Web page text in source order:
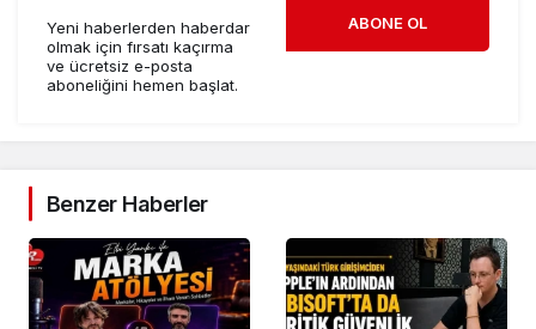
Yeni haberlerden haberdar
olmak için fırsatı kaçırma
ve ücretsiz e-posta
aboneliğini hemen başlat.
ABONE OL
Benzer Haberler